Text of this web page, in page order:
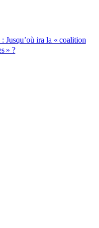
Jusqu’où ira la « coalition
» ?